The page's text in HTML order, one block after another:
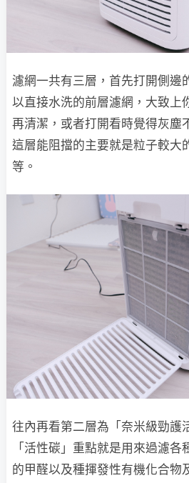
濾網一共有三層，首先打開側邊
以直接水洗的前層濾網，大致上
再清潔，或者打開看時覺得灰塵
這層能阻擋的主要就是粒子較大
等。
往內再看第二層為「奈米級勁護
「活性碳」重點就是用來過濾
的甲醛以及種揮發性有機化合物